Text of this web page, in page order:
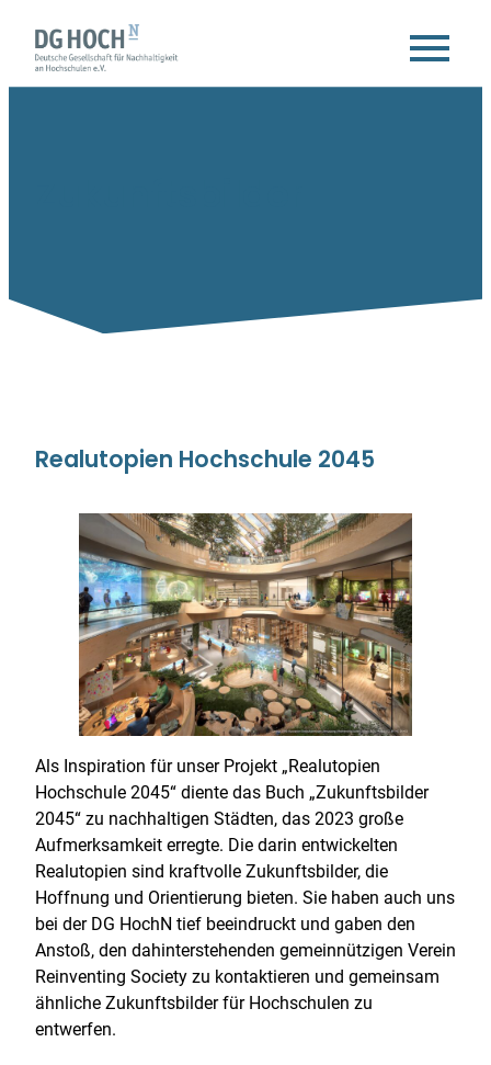
Inhalt
springen
Realutopien Hochschule 2045
Als Inspiration für unser Projekt „Realutopien
Hochschule 2045“ diente das Buch „Zukunftsbilder
2045“ zu nachhaltigen Städten, das 2023 große
Aufmerksamkeit erregte. Die darin entwickelten
Realutopien sind kraftvolle Zukunftsbilder, die
Hoffnung und Orientierung bieten. Sie haben auch uns
bei der DG HochN tief beeindruckt und gaben den
Anstoß, den dahinterstehenden gemeinnützigen Verein
Reinventing Society zu kontaktieren und gemeinsam
ähnliche Zukunftsbilder für Hochschulen zu
entwerfen.